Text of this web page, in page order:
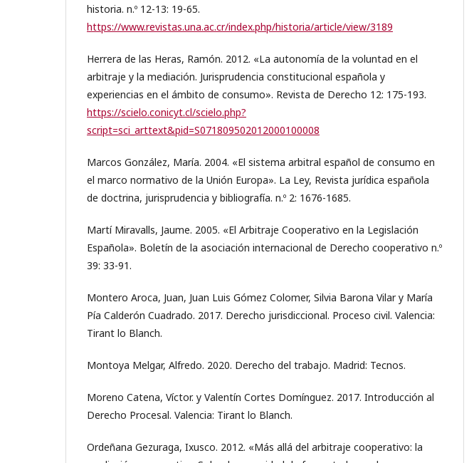
historia. n.º 12-13: 19-65.
https://www.revistas.una.ac.cr/index.php/historia/article/view/3189
Herrera de las Heras, Ramón. 2012. «La autonomía de la voluntad en el
arbitraje y la mediación. Jurisprudencia constitucional española y
experiencias en el ámbito de consumo». Revista de Derecho 12: 175-193.
https://scielo.conicyt.cl/scielo.php?
script=sci_arttext&pid=S071809502012000100008
Marcos González, María. 2004. «El sistema arbitral español de consumo en
el marco normativo de la Unión Europa». La Ley, Revista jurídica española
de doctrina, jurisprudencia y bibliografía. n.º 2: 1676-1685.
Martí Miravalls, Jaume. 2005. «El Arbitraje Cooperativo en la Legislación
Española». Boletín de la asociación internacional de Derecho cooperativo n.º
39: 33-91.
Montero Aroca, Juan, Juan Luis Gómez Colomer, Silvia Barona Vilar y María
Pía Calderón Cuadrado. 2017. Derecho jurisdiccional. Proceso civil. Valencia:
Tirant lo Blanch.
Montoya Melgar, Alfredo. 2020. Derecho del trabajo. Madrid: Tecnos.
Moreno Catena, Víctor. y Valentín Cortes Domínguez. 2017. Introducción al
Derecho Procesal. Valencia: Tirant lo Blanch.
Ordeñana Gezuraga, Ixusco. 2012. «Más allá del arbitraje cooperativo: la